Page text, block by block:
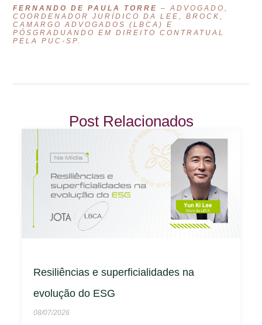
FERNANDO DE PAULA TORRE – ADVOGADO,
COORDENADOR JURÍDICO DA LEE, BROCK,
CAMARGO ADVOGADOS (LBCA) E
PÓSGRADUANDO EM DIREITO CONTRATUAL
PELA PUC-SP.
Post Relacionados
Resiliências e superficialidades na
evolução do ESG
08/07/2026